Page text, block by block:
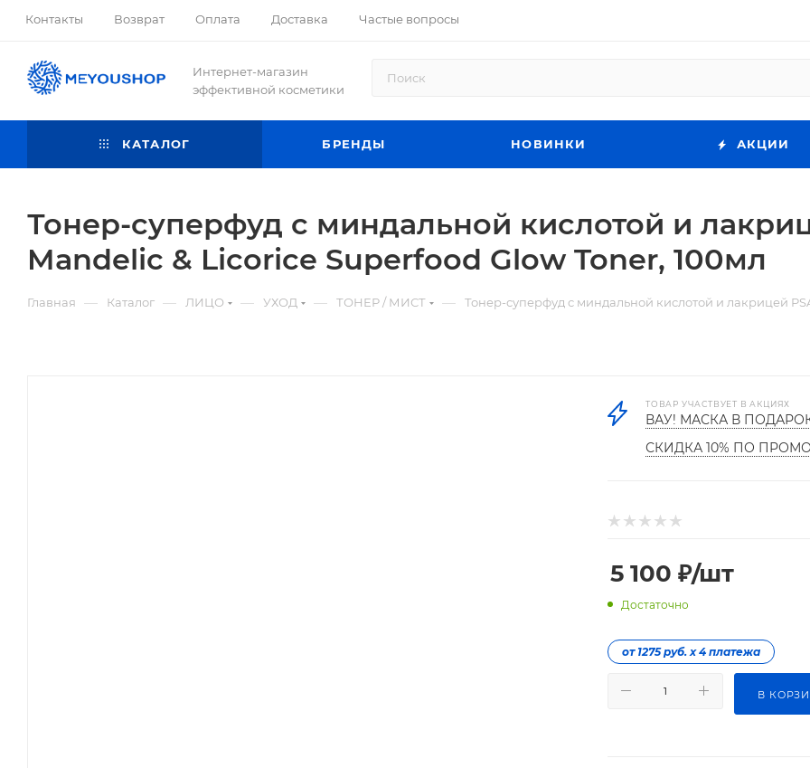
Контакты Возврат Оплата Доставка Частые вопросы
Интернет-магазин
эффективной косметики
КАТАЛОГ БРЕНДЫ НОВИНКИ АКЦИИ
Тонер-суперфуд с миндальной кислотой и
Mandelic & Licorice Superfood Glow Toner, 100мл
Главная — Каталог — ЛИЦО — УХОД — ТОНЕР / МИСТ — Тонер-суперфуд с миндальной кислотой и лакрицей
ТОВАР УЧАСТВУЕТ В АКЦИЯХ
ВАУ! МАСКА В
СКИДКА 10% ПО
5 100 ₽/шт
Достаточно
от 1275 руб. х 4 платежа
В